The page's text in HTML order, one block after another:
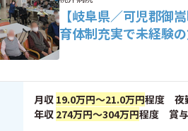
【岐阜県／可児郡御
育体制充実で未経験
月収 19.0万円～21.0万円程度 夜
年収 274万円～304万円程度 賞与